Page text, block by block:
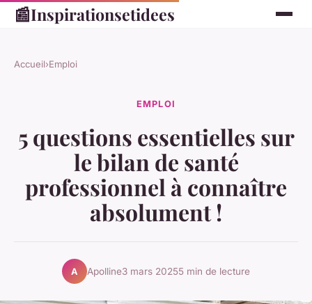
📰Inspirationsetidees
Accueil›Emploi
EMPLOI
5 questions essentielles sur
le bilan de santé
professionnel à connaître
absolument !
A Apolline3 mars 20255 min de lecture